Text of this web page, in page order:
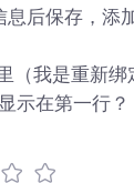
后保存，添
（我是重新绑
示在第一行？